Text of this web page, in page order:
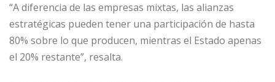
“A diferencia de las empresas mixtas, las alianzas
estratégicas pueden tener una participación de hasta
80% sobre lo que producen, mientras el Estado apenas
el 20% restante”, resalta.